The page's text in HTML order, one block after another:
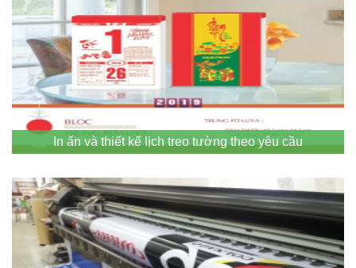
In ấn và thiết kế lịch treo tường theo yêu cầu